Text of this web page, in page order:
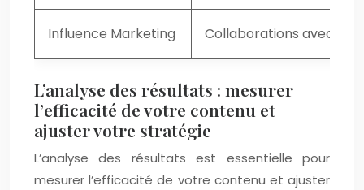
Influence Marketing Collaborations avec
L’analyse des résultats : mesurer
l’efficacité de votre contenu et
ajuster votre stratégie
L’analyse des résultats est essentielle pour
mesurer l’efficacité de votre contenu et ajuster